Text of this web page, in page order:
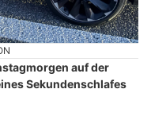
auf der
Sekundenschlafes